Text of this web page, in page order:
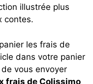
illustrée plus
contes.
les frais de
dans votre panier
vous envoyer
frais de Colissimo